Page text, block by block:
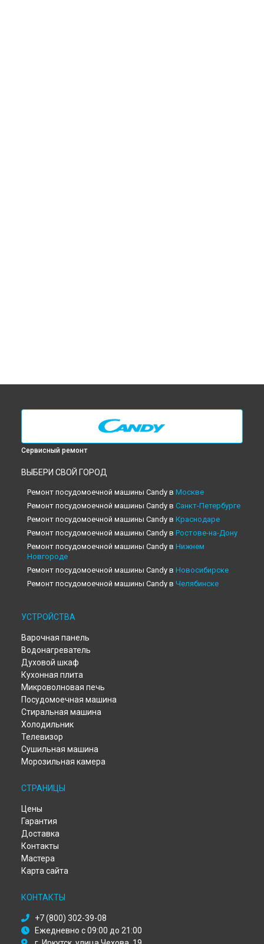
Сервисный ремонт
ВЫБЕРИ СВОЙ ГОРОД
Ремонт посудомоечной машины Candy в Москве
Ремонт посудомоечной машины Candy в Санкт-Петербурге
Ремонт посудомоечной машины Candy в Краснодаре
Ремонт посудомоечной машины Candy в Ростове-на-Дону
Ремонт посудомоечной машины Candy в Нижнем
Новгороде
Ремонт посудомоечной машины Candy в Новосибирске
Ремонт посудомоечной машины Candy в Челябинске
Ремонт посудомоечной машины Candy в
Ремонт посудомоечной машины Candy в
Ремонт посудомоечной машины Candy в
Ремонт посудомоечной машины Candy в
Ремонт посудомоечной машины Candy в
Ремонт посудомоечной машины Candy в
Ремонт посудомоечной машины Candy в
Ремонт посудомоечной машины Candy в
Ремонт посудомоечной машины Candy в
Ремонт посудомоечной машины Candy в
Ремонт посудомоечной машины Candy в
Ремонт посудомоечной машины Candy в
Ремонт посудомоечной машины Candy в
Ремонт посудомоечной машины Candy в
Ремонт посудомоечной машины Candy в
Ремонт посудомоечной машины Candy в
Ремонт посудомоечной машины Candy в
Ремонт посудомоечной машины Candy в
УСТРОЙСТВА
Варочная панель
Водонагреватель
Духовой шкаф
Кухонная плита
Микроволновая печь
Посудомоечная машина
Стиральная машина
Холодильник
Телевизор
Сушильная машина
Морозильная камера
СТРАНИЦЫ
Цены
Гарантия
Доставка
Контакты
Мастера
Карта сайта
КОНТАКТЫ
+7 (800) 302-39-08
Ежедневно с 09:00 до 21:00